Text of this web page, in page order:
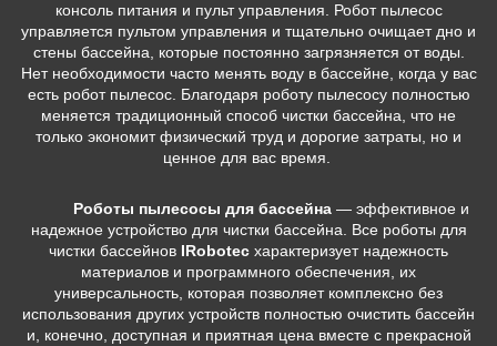
консоль питания и пульт управления. Робот пылесос
управляется пультом управления и тщательно очищает дно и
стены бассейна, которые постоянно загрязняется от воды.
Нет необходимости часто менять воду в бассейне, когда у вас
есть робот пылесос. Благодаря роботу пылесосу полностью
меняется традиционный способ чистки бассейна, что не
только экономит физический труд и дорогие затраты, но и
ценное для вас время.
Роботы пылесосы для бассейна— эффективное и
надежное устройство для чистки бассейна. Все роботы для
чистки бассейнов IRobotec характеризует надежность
материалов и программного обеспечения, их
универсальность, которая позволяет комплексно без
использования других устройств полностью очистить бассейн
и, конечно, доступная и приятная цена вместе с прекрасной